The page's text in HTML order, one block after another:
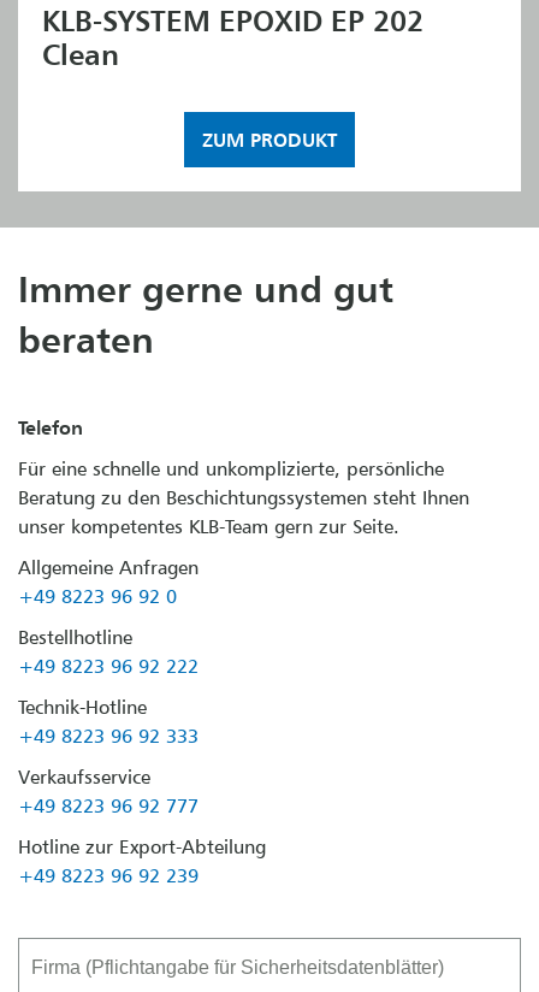
KLB-SYSTEM EPOXID EP 202
Clean
ZUM PRODUKT
Immer gerne und gut
beraten
Telefon
Für eine schnelle und unkomplizierte, persönliche
Beratung zu den Beschichtungssystemen steht Ihnen
unser kompetentes KLB-Team gern zur Seite.
Allgemeine Anfragen
+49 8223 96 92 0
Bestellhotline
+49 8223 96 92 222
Technik-Hotline
+49 8223 96 92 333
Verkaufsservice
+49 8223 96 92 777
Hotline zur Export-Abteilung
+49 8223 96 92 239